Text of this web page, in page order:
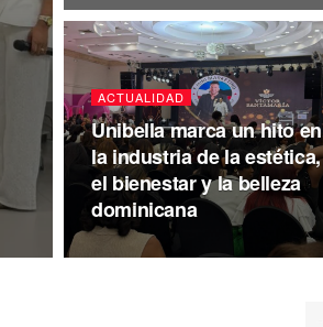
ACTUALIDAD
Unibella marca un hito en
la industria de la estética,
el bienestar y la belleza
dominicana